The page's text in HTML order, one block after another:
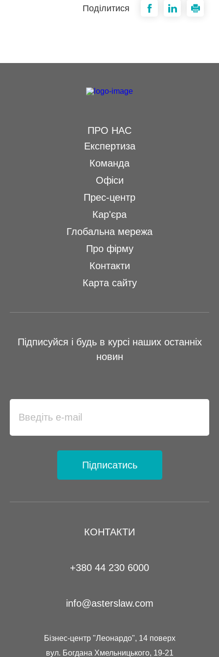
Поділитися
КОНТАКТИ
+380 44 230 6000
info@asterslaw.com
Бізнес-центр "Леонардо", 14 поверх
вул. Богдана Хмельницького, 19-21
ПРО НАС
Експертиза
Команда
Офіси
Прес-центр
Кар'єра
Глобальна мережа
Про фірму
Контакти
Карта сайту
Підписуйся і будь в курсі наших останніх
новин
Підписатись